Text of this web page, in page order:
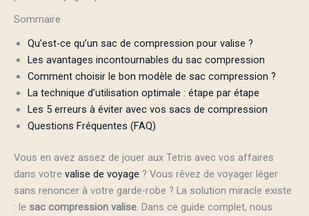
Sommaire
Qu’est-ce qu’un sac de compression pour valise ?
Les avantages incontournables du sac compression
Comment choisir le bon modèle de sac compression ?
La technique d’utilisation optimale : étape par étape
Les 5 erreurs à éviter avec vos sacs de compression
Questions Fréquentes (FAQ)
Vous en avez assez de jouer aux Tetris avec vos affaires
dans votre valise de voyage ? Vous rêvez de voyager léger
sans renoncer à votre garde-robe ? La solution miracle existe
: le sac compression valise . Dans ce guide complet, nous